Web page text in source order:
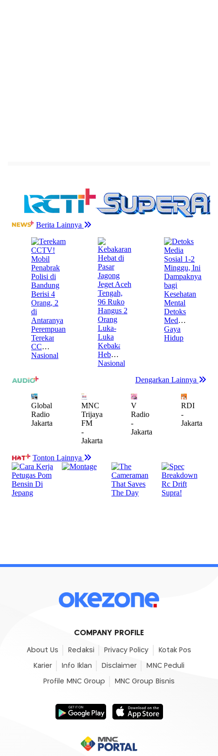
COMPANY PROFILE
About Us Redaksi Privacy Policy Kotak Pos
Karier Info Iklan Disclaimer MNC Peduli
Profile MNC Group MNC Group Bisnis